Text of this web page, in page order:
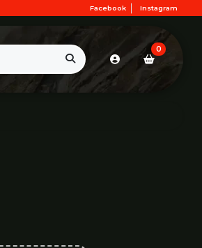
Facebook Instagram
0